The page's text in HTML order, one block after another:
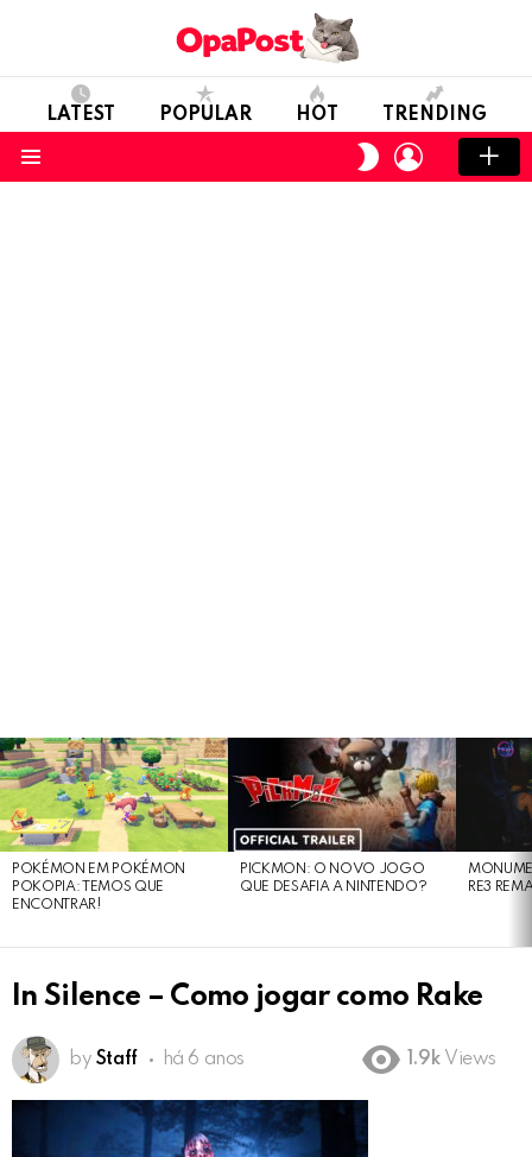
LATEST POPULAR HOT TRENDING
SWITCH
SKIN
LOGIN
LATEST
STORIES
POKÉMON EM POKÉMON
POKOPIA: TEMOS QUE
ENCONTRAR!
PICKMON: O NOVO JOGO
QUE DESAFIA A NINTENDO?
RE3
In Silence – Como jogar como Rake
by Staff há 6 anos 1.9k Views